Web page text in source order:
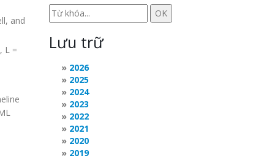
and
L =
Lưu trữ
2026
2025
2024
2023
2022
2021
2020
2019